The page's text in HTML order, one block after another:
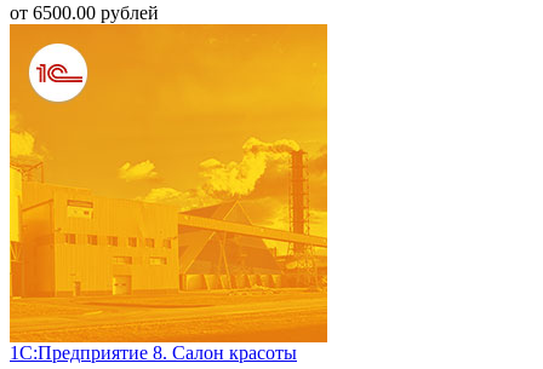
от 6500.00 рублей
1С:Предприятие 8. Салон красоты